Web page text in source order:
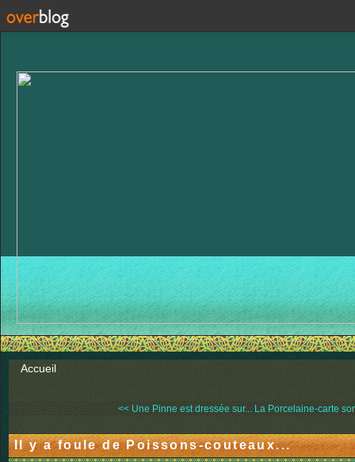
Accueil
<< Une Pinne est dressée sur... La Porcelaine-carte
Il y a foule de Poissons-couteaux...